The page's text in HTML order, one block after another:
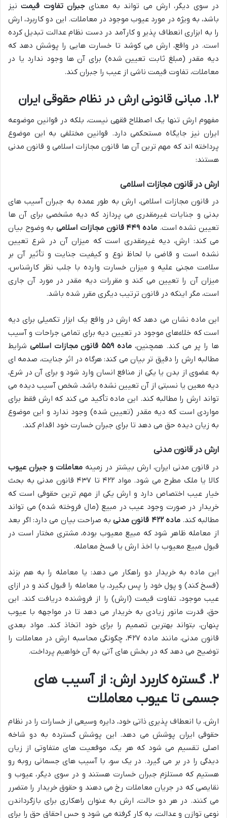
در سوی دیگر، ارش می تواند به معنای جبران تفاوت قیمتنیز
باشد، به ویژه در مورد عیوب موجود در معاملات. این دو کاربرد، ارش
را به ابزاری انعطاف پذیر و کارآمد در دست نظام عدالت تبدیل کرده
است. در واقع، ارش می کوشد تا خسارت هایی را پوشش دهد که
دیه مقدر (مبلغ ثابت تعیین شده) برای آن ها وجود ندارد یا در
معاملات، تفاوت قیمت ناشی از عیب را جبران کند.
۱.۲. مبانی قانونی ارش در نظام حقوقی ایران
مفهوم ارش تنها یک اصطلاح فقهی نیست، بلکه در قوانین موضوعه
ایران نیز جایگاه مستحکمی دارد. قوانین مختلفی به این موضوع
پرداخته اند که مهم ترین آن ها قانون مجازات اسلامی و قانون مدنی
هستند:
ارش در قانون مجازات اسلامی
در قانون مجازات اسلامی، ارش به طور عمده به جبران آسیب های
بدنی و جنایات غیرمقدری می پردازد که دیه مشخصی برای آن ها
تعیین نشده است.ماده ۴۴۹ قانون مجازات اسلامی
به وضوح بیان
می کند: ارش، دیه غیرمقدری است که میزان آن در شرع تعیین
نشده است و قاضی با لحاظ نوع و کیفیت جنایت و تأثیر آن بر
سلامت مجنی علیه و میزان خسارت وارده با جلب نظر کارشناس،
میزان آن را تعیین می کند و مقررات دیه مقدر در مورد آن جاری
است، مگر اینکه در قانون ترتیب دیگری مقرر شده باشد.
این ماده نشان می دهد که ارش در واقع یک ابزار تکمیلی برای دیه
است که خلاءهای موجود در تعیین دیه برای تمامی جراحات و آسیب
ها را پر می کند. همچنین، ماده ۵۵۹ قانون مجازات اسلامی
شرایط
مطالبه ارش را دقیق تر بیان می کند: هرگاه در اثر جنایت، صدمه ای
به عضوی از بدن یا یکی از منافع انسان وارد شود و برای آن در شرع،
دیه معین یا نسبتی از آن تعیین نشده باشد، شخص آسیب دیده می
تواند ارش را مطالبه کند. این ماده تأکید می کند که ارش فقط برای
مواردی است که دیه مقدر (تعیین شده) وجود ندارد و این موضوع
به زیان دیده حق می دهد تا برای جبران خسارت خود اقدام کند.
ارش در قانون مدنی
در قانون مدنی ایران، ارش بیشتر در زمینه معاملات و جبران عیوب
کالا یا ملک مطرح می شود. مواد ۴۲۲ تا ۴۳۷ قانون مدنی به بحث
خیار عیب اختصاص دارد و ارش یکی از مهم ترین حقوقی است که
خریدار در صورت وجود عیب در مبیع (مال فروخته شده) می تواند
مطالبه کند.ماده ۴۲۲ قانون مدنی
به صراحت بیان می دارد: اگر بعد
از معامله ظاهر شود که مبیع معیوب بوده، مشتری مختار است در
قبول مبیع معیوب با اخذ ارش یا فسخ معامله.
این ماده به خریدار دو راهکار می دهد: یا معامله را به هم بزند
(فسخ کند) و پول خود را پس بگیرد، یا معامله را قبول کند و در ازای
عیب موجود، تفاوت قیمت (ارش) را از فروشنده دریافت کند. این
حق، قدرت مانور زیادی به خریدار می دهد تا در مواجهه با عیوب
پنهان، بتواند بهترین تصمیم را برای خود اتخاذ کند. مواد بعدی
قانون مدنی، مانند ماده ۴۲۷، چگونگی محاسبه ارش در معاملات را
توضیح می دهد که در بخش های آتی به آن خواهیم پرداخت.
۲. گستره کاربرد ارش: از آسیب های
جسمی تا عیوب معاملات
ارش، با انعطاف پذیری ذاتی خود، دایره وسیعی از خسارات را در نظام
حقوقی ایران پوشش می دهد. این پوشش گسترده به دو شاخه
اصلی تقسیم می شود که هر یک، موقعیت های متفاوتی از زیان
دیدگی را در بر می گیرد. در یک سو، با آسیب های جسمانی روبه رو
هستیم که مستلزم جبران خسارت هستند و در سوی دیگر، عیوب و
نقایصی که در جریان معاملات رخ می دهند و حقوق خریدار را متضرر
می کنند. در هر دو حالت، ارش به عنوان راهکاری برای بازگرداندن
نوعی توازن و عدالت، به کار گرفته می شود و حس احقاق حق را برای